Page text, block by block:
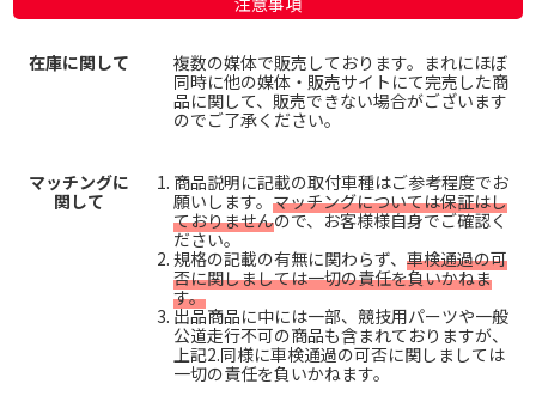
在庫に関して
複数の媒体で販売しております。まれにほぼ
同時に他の媒体・販売サイトにて完売した商
品に関して、販売できない場合がございます
のでご了承ください。
マッチングに
関して
商品説明に記載の取付車種はご参考程度でお
願いします。 マッチングについては保証はし
ておりませんので、お客様様自身でご確認く
ださい。
規格の記載の有無に関わらず、 車検通過の可
否に関しましては一切の責任を負いかねま
す。
出品商品に中には一部、競技用パーツや一般
公道走行不可の商品も含まれておりますが、
上記2.同様に車検通過の可否に関しましては
一切の責任を負いかねます。